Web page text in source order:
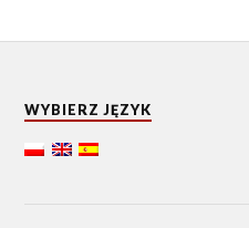
WYBIERZ JĘZYK